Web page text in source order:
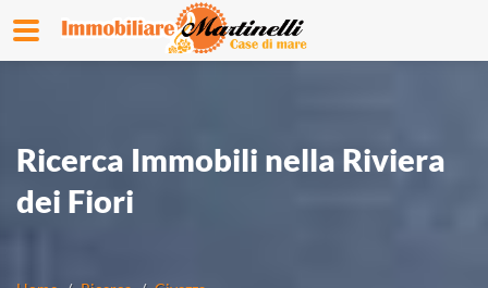
Ricerca Immobili nella Riviera
dei Fiori